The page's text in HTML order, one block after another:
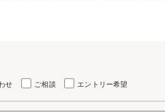
せ ご相談 エントリー希望